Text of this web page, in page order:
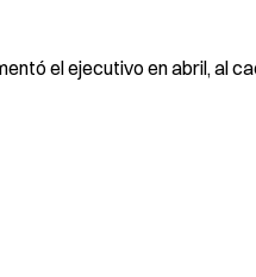
el ejecutivo en abril, al